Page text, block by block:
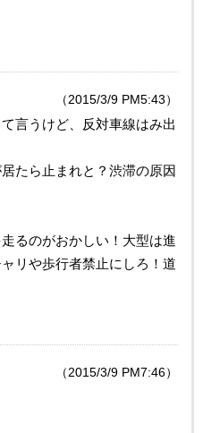
（2015/3/9 PM5:43）
言うけど、反対車線はみ出
たら止まれと？渋滞の原因
るのがおかしい！大型は進
リや歩行者禁止にしろ！道
（2015/3/9 PM7:46）